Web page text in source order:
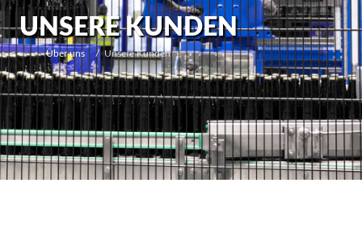
UNSERE KUNDEN
Über uns Unsere Kunden